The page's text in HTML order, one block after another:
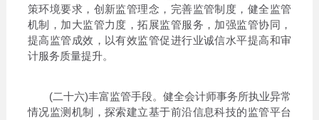
策环境要求，创新监管理念，完善监管制度，健全监管
机制，加大监管力度，拓展监管服务，加强监管协同，
提高监管成效，以有效监管促进行业诚信水平提高和审
计服务质量提升。
(二十六)丰富监管手段。健全会计师事务所执业异常
情况监测机制，探索建立基于前沿信息科技的监管平台